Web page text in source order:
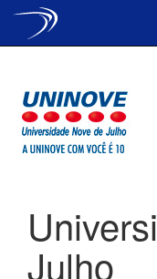
Julho